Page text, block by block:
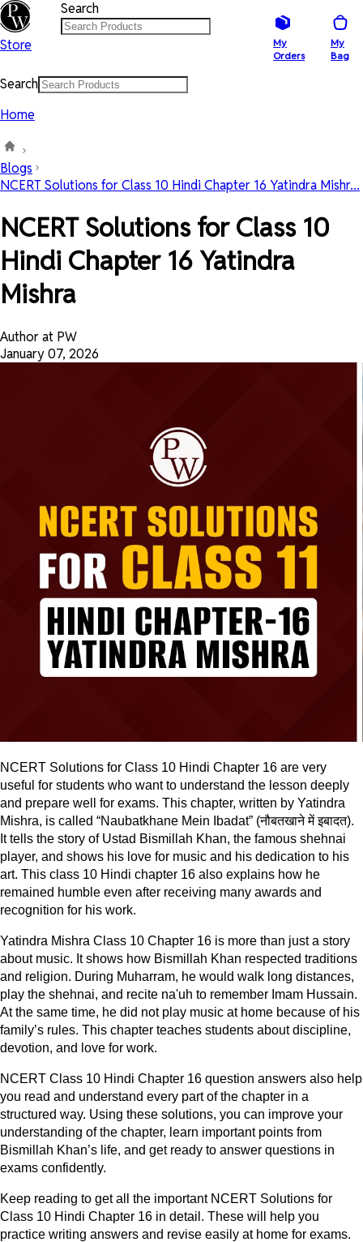
Store
Search
My
Orders
My
Bag
Search
Home
Blogs
NCERT Solutions for Class 10 Hindi Chapter 16 Yatindra Mishr...
NCERT Solutions for Class 10
Hindi Chapter 16 Yatindra
Mishra
Author at PW
January 07, 2026
NCERT Solutions for Class 10 Hindi Chapter 16 are very
useful for students who want to understand the lesson deeply
and prepare well for exams. This chapter, written by Yatindra
Mishra, is called “Naubatkhane Mein Ibadat” (नौबतखाने में इबादत).
It tells the story of Ustad Bismillah Khan, the famous shehnai
player, and shows his love for music and his dedication to his
art. This class 10 Hindi chapter 16 also explains how he
remained humble even after receiving many awards and
recognition for his work.
Yatindra Mishra Class 10 Chapter 16 is more than just a story
about music. It shows how Bismillah Khan respected traditions
and religion. During Muharram, he would walk long distances,
play the shehnai, and recite na'uh to remember Imam Hussain.
At the same time, he did not play music at home because of his
family’s rules. This chapter teaches students about discipline,
devotion, and love for work.
NCERT Class 10 Hindi Chapter 16 question answers also help
you read and understand every part of the chapter in a
structured way. Using these solutions, you can improve your
understanding of the chapter, learn important points from
Bismillah Khan’s life, and get ready to answer questions in
exams confidently.
Keep reading to get all the important NCERT Solutions for
Class 10 Hindi Chapter 16 in detail. These will help you
practice writing answers and revise easily at home for exams.